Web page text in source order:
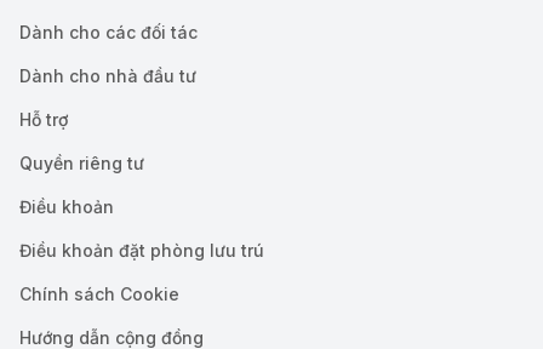
Dành cho các đối tác
Dành cho nhà đầu tư
Hỗ trợ
Quyền riêng tư
Điều khoản
Điều khoản đặt phòng lưu trú
Chính sách Cookie
Hướng dẫn cộng đồng